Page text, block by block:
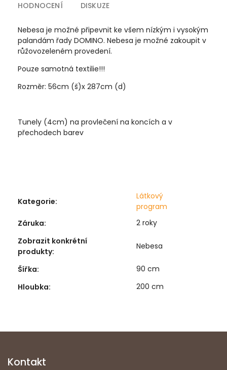
HODNOCENÍ
DISKUZE
Nebesa je možné připevnit ke všem nízkým i vysokým
palandám řady DOMINO. Nebesa je možné zakoupit v
růžovozeleném provedení.
Pouze samotná textilie!!!
Rozměr: 56cm (š)x 287cm (d)
Tunely (4cm) na provlečení na koncích a v
přechodech barev
Kategorie:
Látkový
program
Záruka:
2 roky
Zobrazit konkrétní
produkty:
Nebesa
Šířka:
90 cm
Hloubka: 200 cm
Kontakt